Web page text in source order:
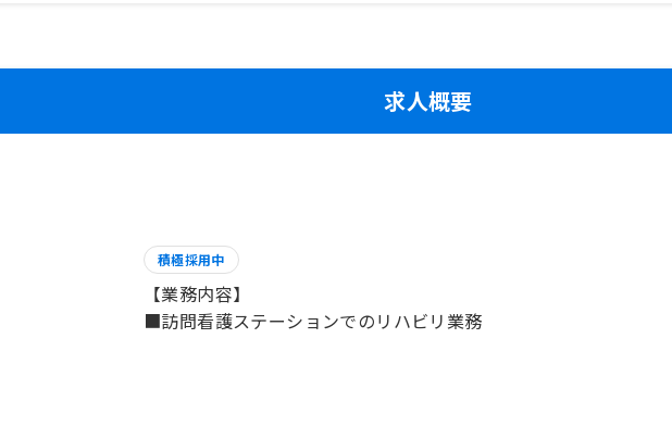
求人概要
積極採用中
【業務内容】
■訪問看護ステーションでのリハビリ業務